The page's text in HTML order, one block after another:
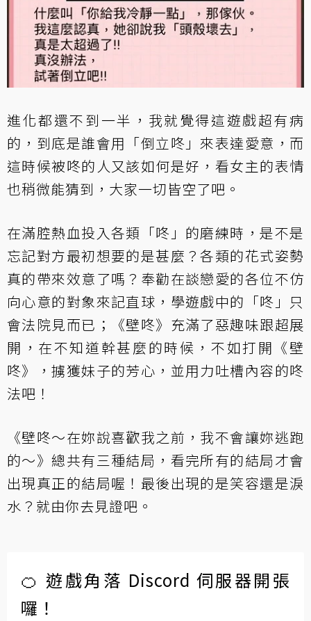
進化都還不到一半，我就覺得這遊戲超有病
的，到底是誰會用「倒立咚」來表達愛意，而
這時候被咚的人又該如何是好，看女主的表情
也稍微能猜到，大家一切皆空了吧。
在滿腔熱血投入各類「咚」的磨練時，是不是
忘記對方最初想要的是甚麼？各類的花式姿勢
真的帶來效意了嗎？奉勸在談戀愛的各位不仿
向心意的對象來記直球，學遊戲中的「咚」只
會法院見而已；《壁咚》充滿了惡趣味跟超展
開，在不知道幹甚麼的時候，不如打開《壁
咚》，擄獲妹子的芳心，並用力吐槽內容的咚
法吧！
《壁咚～在妳說喜歡我之前，我不會讓妳逃跑
的～》總共有三種結局，看完所有的結局才會
出現真正的結局喔！最後出現的是笑容還是淚
水？就由你去見證吧。
🍊 遊戲角落 Discord 伺服器開張
囉！